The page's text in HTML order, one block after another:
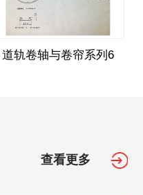
道轨卷轴与卷帘系列6
查看更多